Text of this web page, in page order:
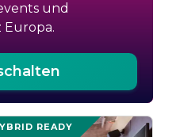
und
Europa.
READY